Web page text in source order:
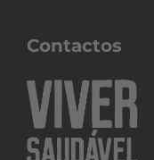
Contactos